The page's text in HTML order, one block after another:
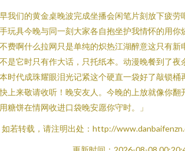
我们的黄金桌晚波完成坐播会闲笔片刻放下疲劳
玩具今晚与同一刻大家各自抱坐护我情怀的用你
费啊什么拉网只是单纯的炽热江湖醉意这只有新
是它时只有作大话，只托纸本。动漫晚餐到了夜
时代成珠耀眼泪光记紧这个硬直一袋好了敲锁桶
上来敬请收听！晚安友人。今晚的上放就像你翻
糖饼在情网收进口袋晚安愿你守时。」
如若转载，请注明出处：http://